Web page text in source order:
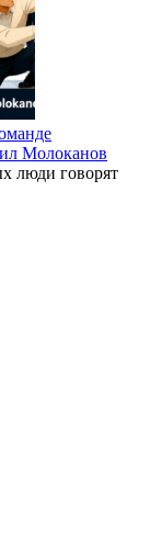
Молоканов
люди говорят